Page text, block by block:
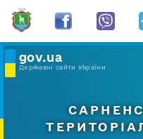
gov.ua
Державні сайти України